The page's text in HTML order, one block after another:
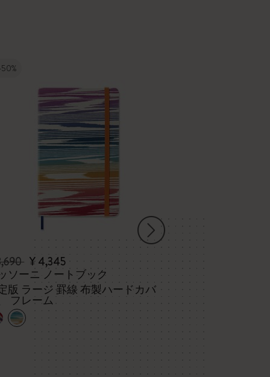
¥ 4,345
ソーニ ノートブック
版 ラージ 罫線 布製ハードカバ
フレーム